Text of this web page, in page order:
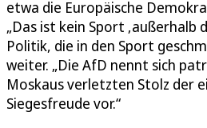
etwa die Europäische
„Das ist kein Sport ‚außerhalb
Politik, die in den Sport
weiter. „Die AfD nennt sich
Moskaus verletzten Stolz der
Siegesfreude vor.“